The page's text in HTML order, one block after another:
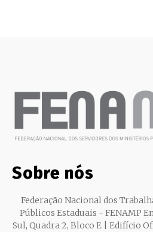
Sobre nós
Federação Nacional dos
Públicos Estaduais - FENAMP
Sul, Quadra 2, Bloco E | Edifício